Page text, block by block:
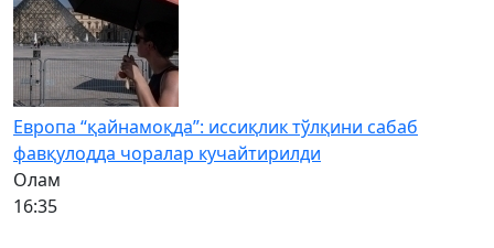
Европа “қайнамоқда”: иссиқлик тўлқини сабаб
фавқулодда чоралар кучайтирилди
Олам
16:35